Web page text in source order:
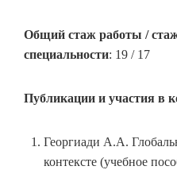
Общий стаж работы /
специальности: 19 / 17
Публикации и участия в
Георгиади А.А.
контексте (учебное